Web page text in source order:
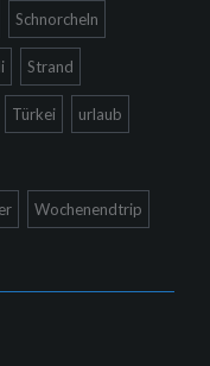
Schnorcheln
Strand
Türkei urlaub
Wochenendtrip